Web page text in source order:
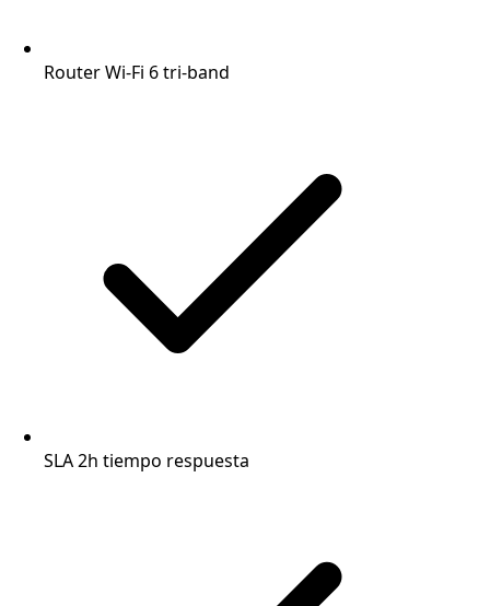
Router Wi-Fi 6 tri-band
SLA 2h tiempo respuesta